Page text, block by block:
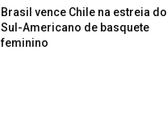
Brasil vence Chile na estreia do
Sul-Americano de basquete
feminino